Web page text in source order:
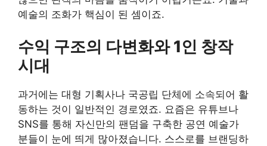
예술의 조화가 핵심이 된 셈이죠.
수익 구조의 다변화와 1인 창작
시대
과거에는 대형 기획사나 국공립 단체에 소속되어 활
동하는 것이 일반적인 경로였죠. 요즘은 유튜브나
SNS를 통해 자신만의 팬덤을 구축한 공연 예술가
분들이 눈에 띄게 많아졌습니다. 스스로를 브랜딩하